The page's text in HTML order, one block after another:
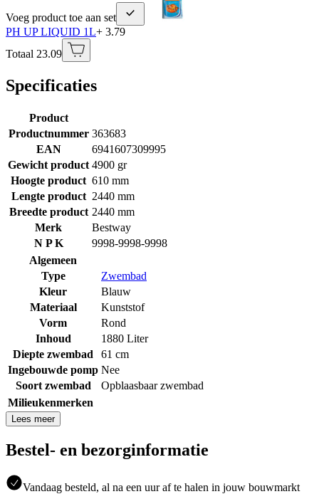
Voeg product toe aan set
PH UP LIQUID 1L+ 3.79
Totaal 23.09
Specificaties
Product
Productnummer 363683
EAN
6941607309995
Gewicht product 4900 gr
Hoogte product 610 mm
Lengte product 2440 mm
Breedte product 2440 mm
Merk
Bestway
N P K
9998-9998-9998
Algemeen
Type
Zwembad
Kleur
Blauw
Materiaal
Kunststof
Vorm
Rond
Inhoud
1880 Liter
Diepte zwembad
61 cm
Ingebouwde pomp Nee
Soort zwembad
Opblaasbaar zwembad
Milieukenmerken
Lees meer
Bestel- en bezorginformatie
Vandaag besteld, al na een uur af te halen in jouw bouwmarkt